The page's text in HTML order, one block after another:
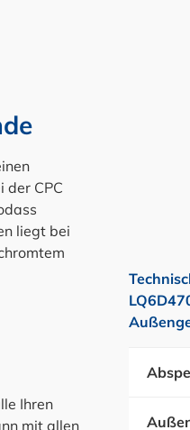
der CPC
liegt bei
Ihren
mit allen